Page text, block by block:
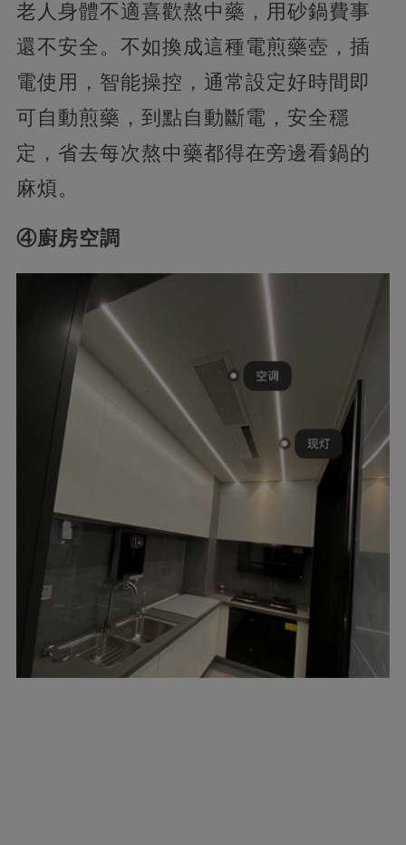
老人身體不適喜歡熬中藥，用砂鍋費事
還不安全。不如換成這種電煎藥壺，插
電使用，智能操控，通常設定好時間即
可自動煎藥，到點自動斷電，安全穩
定，省去每次熬中藥都得在旁邊看鍋的
麻煩。
④廚房空調